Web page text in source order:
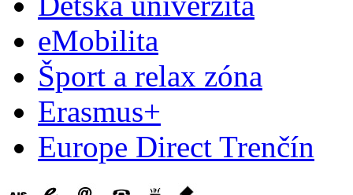
eMobilita
Šport a relax zóna
Erasmus+
Europe Direct Trenčín